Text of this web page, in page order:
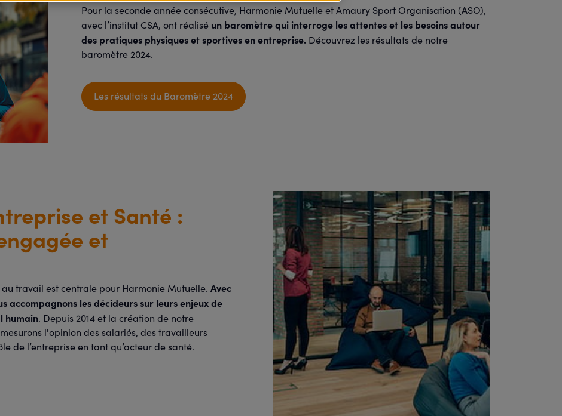
Pour la seconde année consécutive, Harmonie Mutuelle et Amaury Sport Organisation (ASO),
avec l’institut CSA, ont réaliséun baromètre qui interroge les attentes et les besoins autour
des pratiques physiques et sportives en entreprise. Découvrez les résultats de notre
baromètre 2024.
Les résultats du Baromètre 2024
et Santé :
et
travail est centrale pour Harmonie Mutuelle. Avec
accompagnons les décideurs sur leurs enjeux de
humain. Depuis 2014 et la création de notre
l'opinion des salariés, des travailleurs
de l’entreprise en tant qu’acteur de santé.